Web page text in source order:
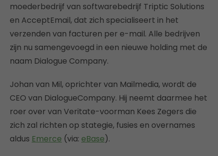
moederbedrijf van softwarebedrijf Triptic Solutions
en AcceptEmail, dat zich specialiseert in het
verzenden van facturen per e-mail. Alle bedrijven
zijn nu samengevoegd in een nieuwe holding met de
naam Dialogue Company.
Johan van Mil, oprichter van Mailmedia, wordt de
CEO van DialogueCompany. Hij neemt daarmee het
roer over van Veritate-voorman Kees Zegers die
zich zal richten op stategie, fusies en overnames
aldus Emerce (via: eBase).